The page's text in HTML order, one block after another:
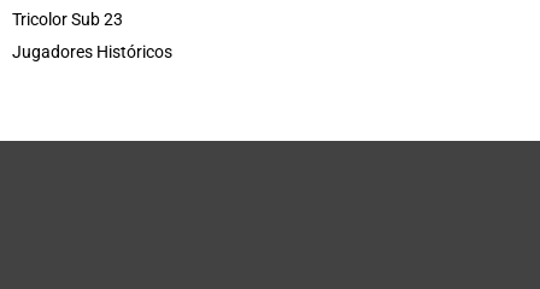
Tricolor Sub 23
Jugadores Históricos